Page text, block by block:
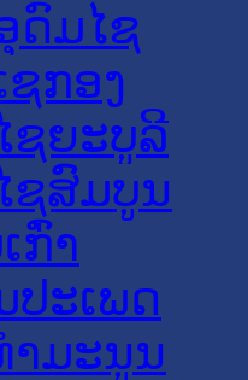
ດົມໄຊ
ຊກອງ
ຊຍະບູລີ
ຊສົມບູນ
ກົ່າ
ປະເພດ
າມະນູນ